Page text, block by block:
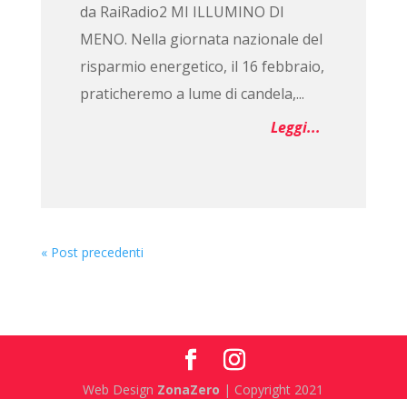
da RaiRadio2 MI ILLUMINO DI
MENO. Nella giornata nazionale del
risparmio energetico, il 16 febbraio,
praticheremo a lume di candela,...
Leggi...
« Post precedenti
Web Design ZonaZero | Copyright 2021